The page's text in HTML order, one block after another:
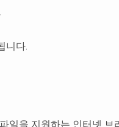
니다.
일을 지원하는 인터넷